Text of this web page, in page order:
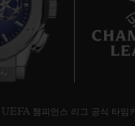
UEFA 챔피언스 리그 공식 타임